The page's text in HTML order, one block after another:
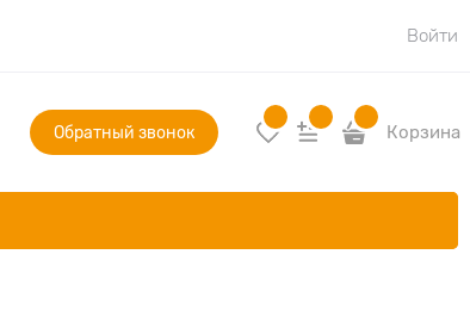
Войти
Обратный звонок Корзина